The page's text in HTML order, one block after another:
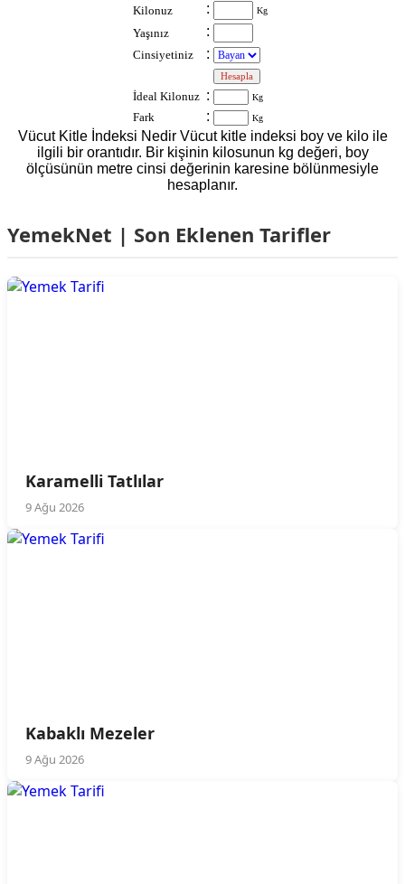
Kilonuz : Kg
Yaşınız :
Cinsiyetiniz
:
İdeal Kilonuz : Kg
Fark : Kg
Vücut Kitle İndeksi Nedir Vücut kitle indeksi boy ve kilo ile
ilgili bir orantıdır. Bir kişinin kilosunun kg değeri, boy
ölçüsünün metre cinsi değerinin karesine bölünmesiyle
hesaplanır.
YemekNet | Son Eklenen Tarifler
Karamelli Tatlılar
9 Ağu 2026
Kabaklı Mezeler
9 Ağu 2026